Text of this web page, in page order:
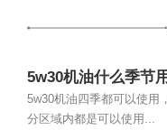
5w30机油什么季节用
5w30机油四季都可以使用
分区域内都是可以使用...